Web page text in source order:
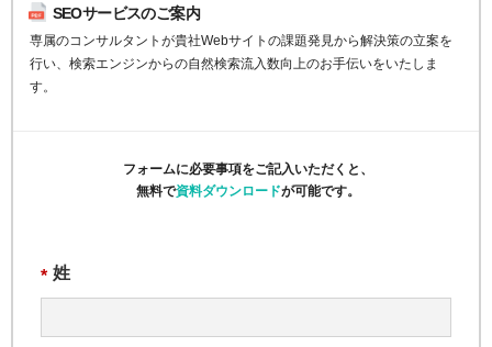
SEOサービスのご案内
専属のコンサルタントが貴社Webサイトの課題発見から解決策の立案を
行い、検索エンジンからの自然検索流入数向上のお手伝いをいたしま
す。
フォームに必要事項をご記入いただくと、
無料で資料ダウンロードが可能です。
* 姓